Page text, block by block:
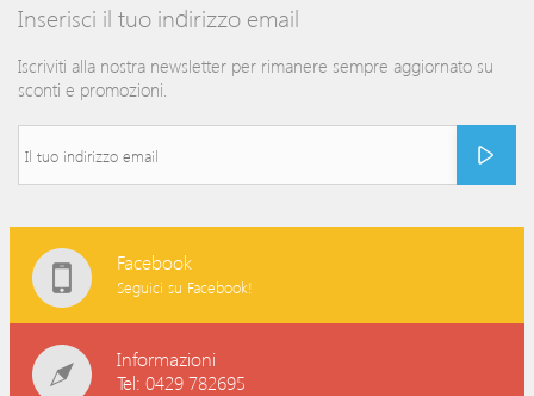
Inserisci il tuo indirizzo email
Iscriviti alla nostra newsletter per rimanere sempre aggiornato su
sconti e promozioni.
Facebook
Seguici su Facebook!
Informazioni
Tel: 0429 782695